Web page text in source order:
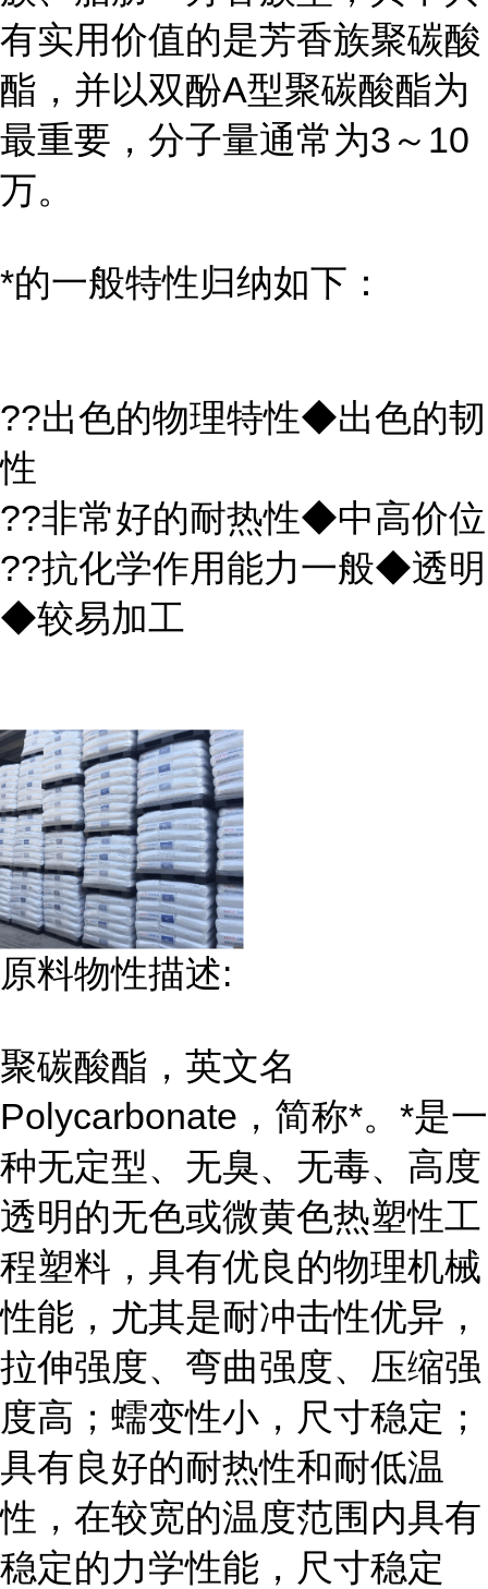
有实用价值的是芳香族聚碳酸
酯，并以双酚A型聚碳酸酯为
最重要，分子量通常为3～10
万。
*的一般特性归纳如下：
??出色的物理特性◆出色的韧
性
??非常好的耐热性◆中高价位
??抗化学作用能力一般◆透明
◆较易加工
原料物性描述:
聚碳酸酯，英文名
Polycarbonate，简称*。*是一
种无定型、无臭、无毒、高度
透明的无色或微黄色热塑性工
程塑料，具有优良的物理机械
性能，尤其是耐冲击性优异，
拉伸强度、弯曲强度、压缩强
度高；蠕变性小，尺寸稳定；
具有良好的耐热性和耐低温
性，在较宽的温度范围内具有
稳定的力学性能，尺寸稳定